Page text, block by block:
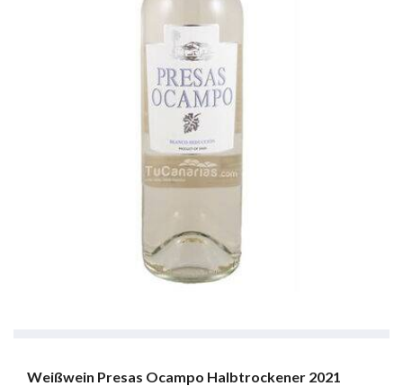
Weißwein Presas Ocampo Halbtrockener 2021